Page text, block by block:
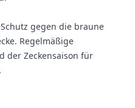
gegen die braune
Regelmäßige
der Zeckensaison für